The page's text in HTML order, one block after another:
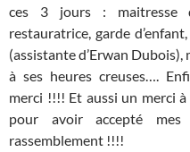
ces 3 jours : maitresse
restauratrice, garde
(assistante d’Erwan
à ses heures creuses….
merci !!!! Et aussi un merci
pour avoir accepté mes
rassemblement !!!!